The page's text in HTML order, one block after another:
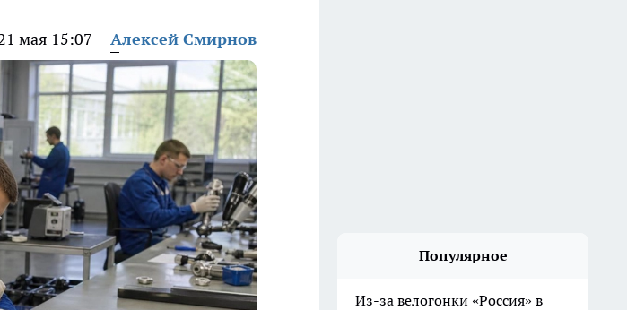
мая 15:07 Алексей Смирнов
Популярное
Из-за велогонки «Россия» в